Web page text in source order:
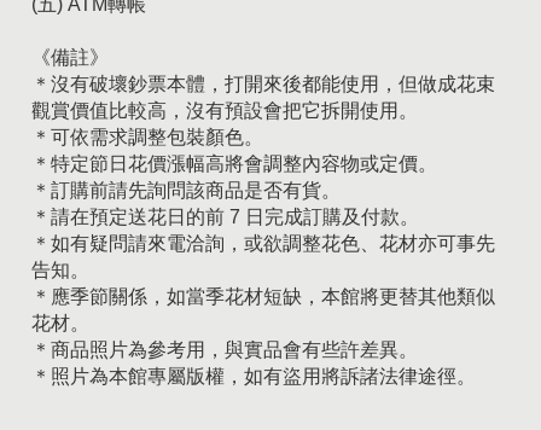
(五) ATM轉帳
《備註》
＊沒有破壞鈔票本體，打開來後都能使用，但做成花束
觀賞價值比較高，沒有預設會把它拆開使用。
＊可依需求調整包裝顏色。
＊特定節日花價漲幅高將會調整內容物或定價。
＊訂購前請先詢問該商品是否有貨。
＊請在預定送花日的前 7 日完成訂購及付款。
＊如有疑問請來電洽詢，或欲調整花色、花材亦可事先
告知。
＊應季節關係，如當季花材短缺，本館將更替其他類似
花材。
＊商品照片為參考用，與實品會有些許差異。
＊照片為本館專屬版權，如有盜用將訴諸法律途徑。